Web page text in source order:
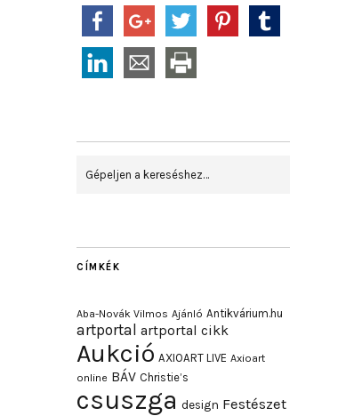
CÍMKÉK
Aba-Novák Vilmos Ajánló Antikvárium.hu
artportal artportal cikk
Aukció AXIOART LIVE Axioart
online BÁV Christie’s
csuszga design Festészet